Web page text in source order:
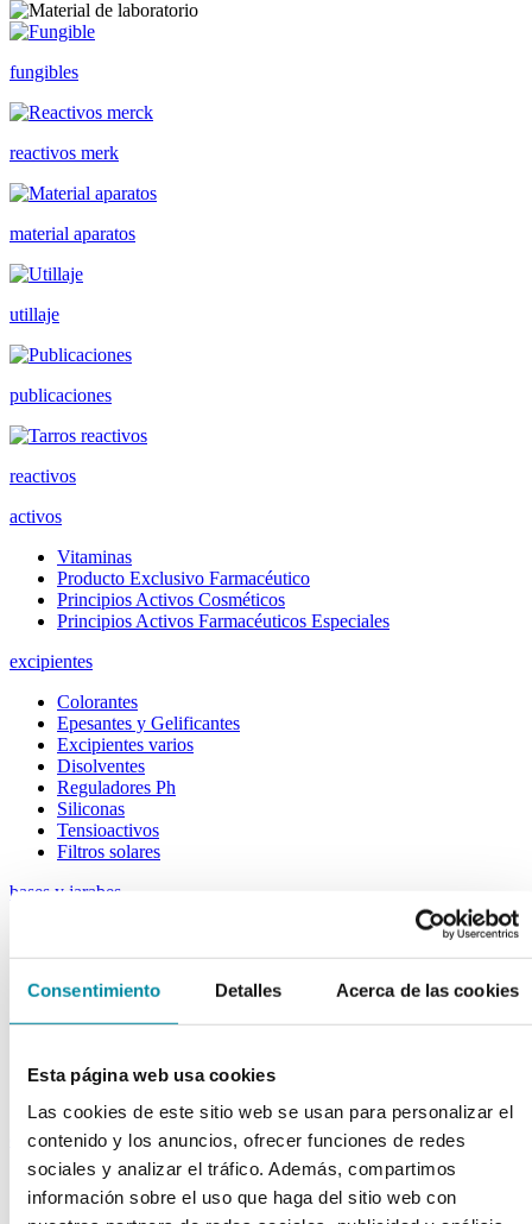
Consentimiento Detalles Acerca de las cookies
Esta página web usa cookies
Las cookies de este sitio web se usan para personalizar el
contenido y los anuncios, ofrecer funciones de redes
sociales y analizar el tráfico. Además, compartimos
información sobre el uso que haga del sitio web con
fungibles
reactivos merk
material aparatos
utillaje
publicaciones
reactivos
activos
Vitaminas
Producto Exclusivo Farmacéutico
Principios Activos Cosméticos
Principios Activos Farmacéuticos Especiales
excipientes
Colorantes
Epesantes y Gelificantes
Excipientes varios
Disolventes
Reguladores Ph
Siliconas
Tensioactivos
Filtros solares
bases y jarabes
Bases
Otras grasas
extractos y perfumes
Esencias naturales
Perfumes